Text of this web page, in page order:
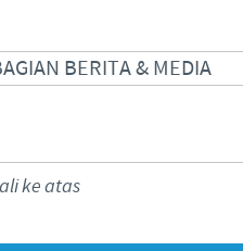
BERITA & MEDIA
ke atas